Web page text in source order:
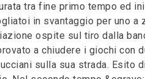
tra fine primo tempo ed
in svantaggio per uno
ospite sul tiro dalla
a chiudere i giochi con
sulla sua strada. Esito